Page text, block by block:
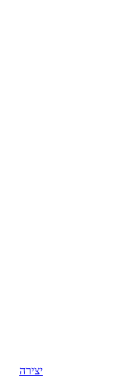
יצירה